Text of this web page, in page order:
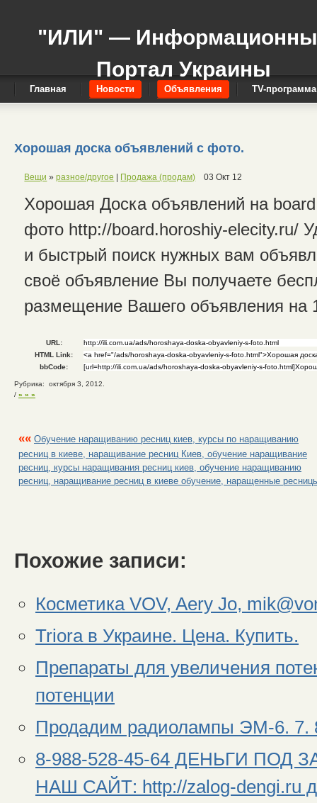
"ИЛИ" —
Портал Украины
Главная Новости Объявления TV-программа
Хорошая доска объявлений с фото.
Вещи »разное/другое Продажа (продам) 03 Окт 12
Хорошая Доска объявлений на
фото http://board.horoshiy-elecity.ru/
и быстрый поиск нужных вам
своё объявление Вы получаете
размещение Вашего объявления на
URL:
HTML Link:
bbCode:
Рубрика: октября 3, 2012.
/ » » »
«« Обучение наращиванию ресниц киев, курсы по наращиванию
ресниц в киеве, наращивание ресниц Киев, обучение наращивание
ресниц, курсы наращивания ресниц киев, обучение наращиванию
ресниц, наращивание ресниц в киеве обучение, наращенные
Похожие записи:
Косметика VOV, Aery Jo,
Triora в Украине. Цена. Купить.
Препараты для увеличения
потенции
Продадим радиолампы ЭМ-6. 7.
8-988-528-45-64 ДЕНЬГИ ПОД
НАШ САЙТ: http://zalog-dengi.ru